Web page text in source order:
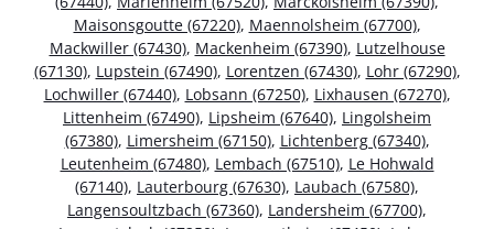
Maisonsgoutte (67220), Maennolsheim (67700),
Mackwiller (67430), Mackenheim (67390), Lutzelhouse
(67130), Lupstein (67490), Lorentzen (67430), Lohr (67290),
Lochwiller (67440), Lobsann (67250), Lixhausen (67270),
Littenheim (67490), Lipsheim (67640), Lingolsheim
(67380), Limersheim (67150), Lichtenberg (67340),
Leutenheim (67480), Lembach (67510), Le Hohwald
(67140), Lauterbourg (67630), Laubach (67580),
Langensoultzbach (67360), Landersheim (67700),